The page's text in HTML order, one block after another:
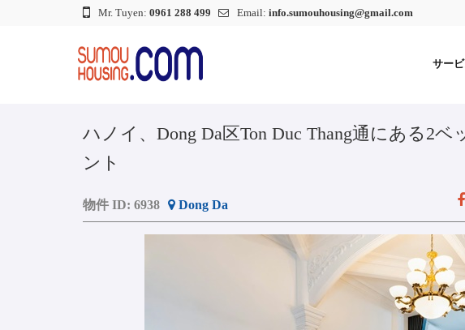
Mr. Tuyen: 0961 288 499 Email: info.sumouhousing@gmail.com
サー
ハノイ、Dong Da区Ton Duc Thang通にある2
ント
物件 ID: 6938 Dong Da